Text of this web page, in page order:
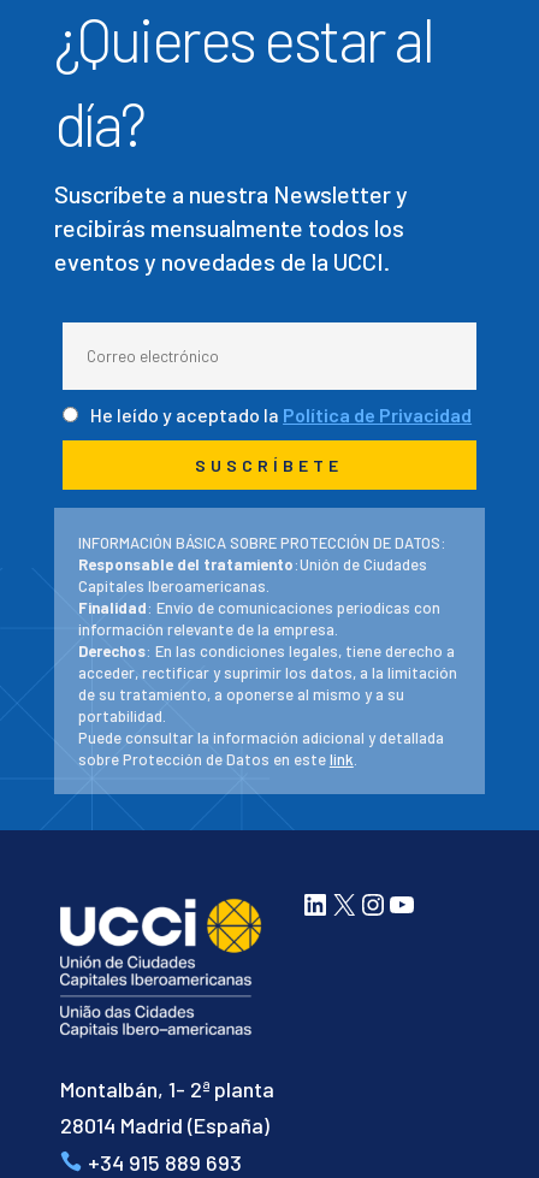
¿Quieres estar al
día?
Suscríbete a nuestra Newsletter y
recibirás mensualmente todos los
eventos y novedades de la UCCI.
He leído y aceptado la Política de Privacidad
INFORMACIÓN BÁSICA SOBRE PROTECCIÓN DE DATOS:
Responsable del tratamiento:Unión de Ciudades
Capitales Iberoamericanas.
Finalidad: Envío de comunicaciones periodicas con
información relevante de la empresa.
Derechos: En las condiciones legales, tiene derecho a
acceder, rectificar y suprimir los datos, a la limitación
de su tratamiento, a oponerse al mismo y a su
portabilidad.
Puede consultar la información adicional y detallada
sobre Protección de Datos en estelink
Montalbán, 1- 2ª planta
28014 Madrid (España)
+34 915 889 693
LinkedIn
X Instagram
YouTube